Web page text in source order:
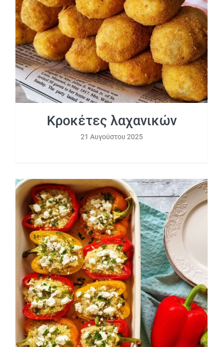
Κροκέτες λαχανικών
Κροκέτες λαχανικών
21 Αυγούστου 2025
Πιπεριές με κους-κους και φέτα